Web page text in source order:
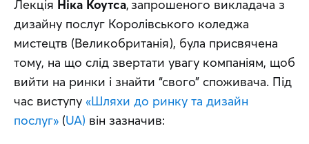
Лекція Ніка Коутса, запрошеного викладача з
дизайну послуг Королівського коледжа
мистецтв (Великобританія), була присвячена
тому, на що слід звертати увагу компаніям, щоб
вийти на ринки і знайти “свого” споживача. Під
час виступу «Шляхи до ринку та дизайн
послуг» (UA) він зазначив: